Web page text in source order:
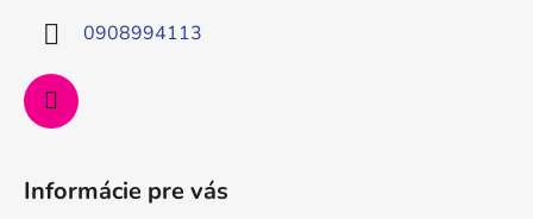
0908994113
Informácie pre vás